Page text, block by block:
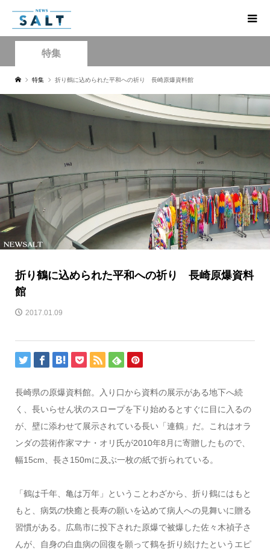
特集
特集 折り鶴に込められた平和への祈り 長崎原爆資料館
折り鶴に込められた平和への祈り 長崎原爆資料
館
2017.01.09
長崎県の原爆資料館。入り口から資料の展示がある地下へ続
く、長いらせん状のスロープを下り始めるとすぐに目に入るの
が、壁に添わせて展示されている長い「連鶴」だ。これはオラ
ンダの芸術作家マナ・オリ氏が2010年8月に寄贈したもので、
幅15cm、長さ150mに及ぶ一枚の紙で折られている。
「鶴は千年、亀は万年」ということわざから、折り鶴にはもと
もと、病気の快癒と長寿の願いを込めて病人への見舞いに贈る
習慣がある。広島市に投下された原爆で被爆した佐々木禎子さ
んが、自身の白血病の回復を願って鶴を折り続けたというエピ